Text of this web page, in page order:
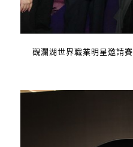
觀瀾湖世界職業明星邀請賽